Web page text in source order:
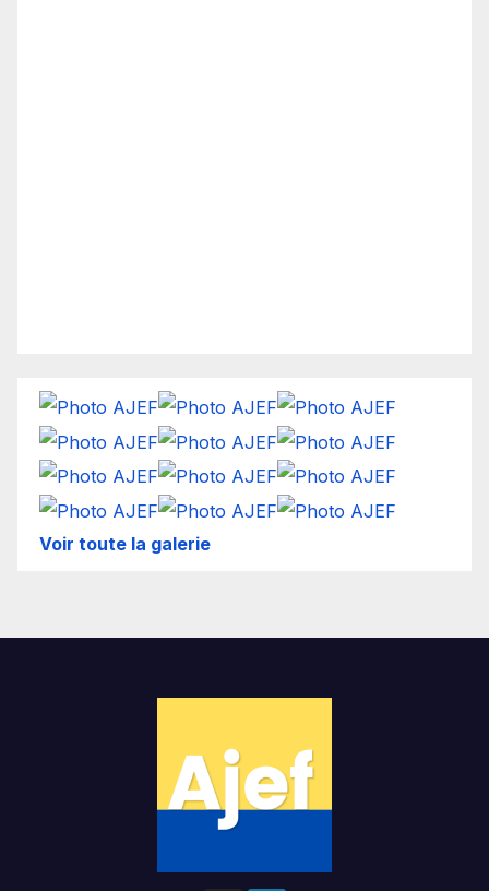
Voir toute la galerie